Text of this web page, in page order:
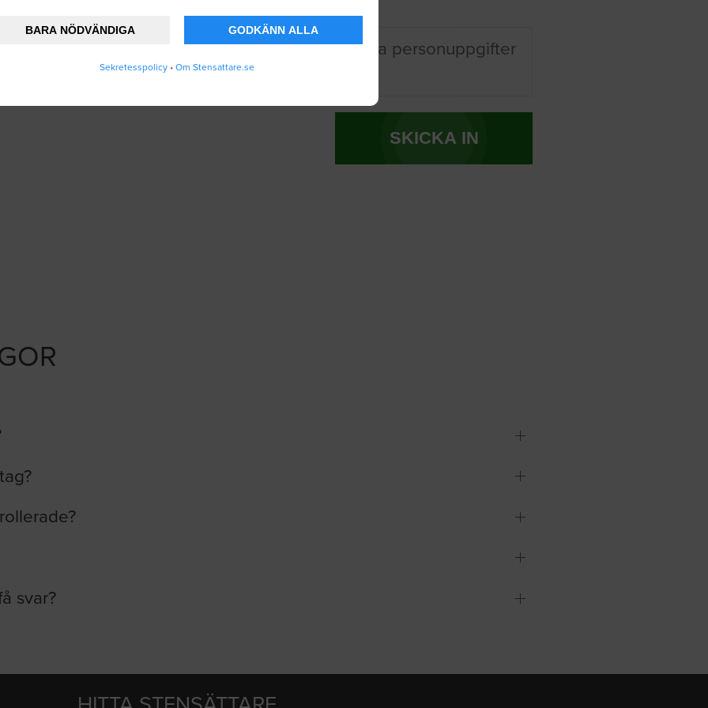
BARA NÖDVÄNDIGA GODKÄNN ALLA
Sekretesspolicy • Om Stensattare.se
att Stensattare.se lagrar och använder mina personuppgifter
.
SKICKA IN
svar?